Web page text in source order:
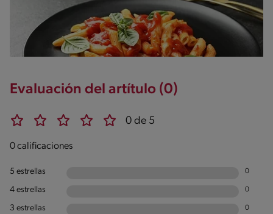
Evaluación del artítulo (0)
0 de 5
0 calificaciones
5 estrellas 0
4 estrellas 0
3 estrellas 0